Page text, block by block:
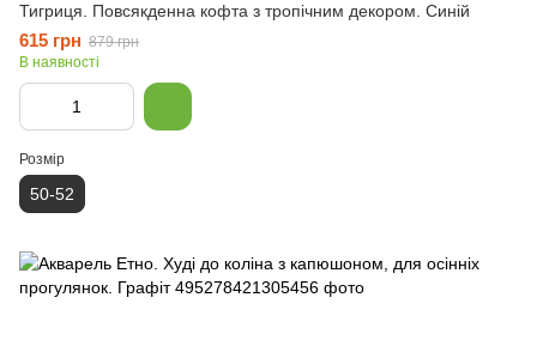
Тигриця. Повсякденна кофта з тропічним декором. Синій
615 грн 879 грн
В наявності
Розмір
50-52